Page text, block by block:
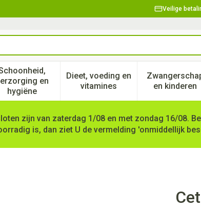
Veilige
en
hygiëne
Toon submenu voor Schoonheid, verzorging
Dieet, voeding en
vitaminesToon submenu vooren kinderen
Toon
zijn van zaterdag 1/08 en met zondag 16/08.
is, dan ziet U de vermelding 'onmiddellijk